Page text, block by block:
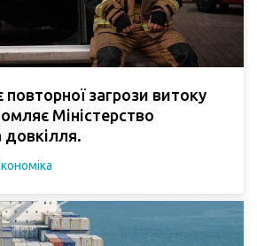
повторної загрози витоку
Міністерство
довкілля.